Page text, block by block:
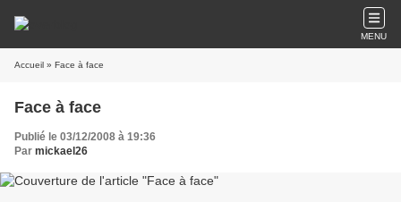
MENU
Accueil » Face à face
Face à face
Publié le 03/12/2008 à 19:36
Par mickael26